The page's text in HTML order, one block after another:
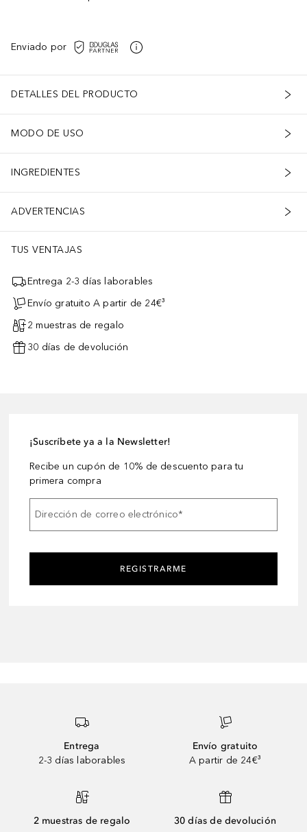
Enviado por
DETALLES DEL PRODUCTO
MODO DE USO
INGREDIENTES
ADVERTENCIAS
TUS VENTAJAS
Entrega 2-3 días laborables
Envío gratuito A partir de 24€³
2 muestras de regalo
30 días de devolución
¡Suscríbete ya a la Newsletter!
Recibe un cupón de 10% de descuento para tu
primera compra
Dirección de correo electrónico*
REGISTRARME
Entrega
2-3 días laborables
Envío gratuito
A partir de 24€³
2 muestras de regalo 30 días de devolución